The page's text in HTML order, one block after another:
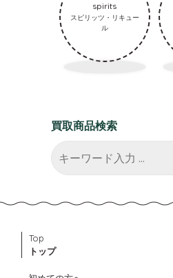
spirits
スピリッツ・リキュー
ル
買取商品検索
Top
トップ